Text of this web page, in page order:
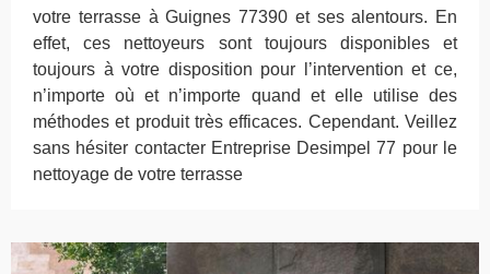
votre terrasse à Guignes 77390 et ses alentours. En
effet, ces nettoyeurs sont toujours disponibles et
toujours à votre disposition pour l’intervention et ce,
n’importe où et n’importe quand et elle utilise des
méthodes et produit très efficaces. Cependant. Veillez
sans hésiter contacter Entreprise Desimpel 77 pour le
nettoyage de votre terrasse